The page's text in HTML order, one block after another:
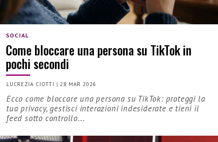
SOCIAL
Come bloccare una persona su TikTok in
pochi secondi
LUCREZIA CIOTTI |28 MAR 2026
Ecco come bloccare una persona su TikTok: proteggi la
tua privacy, gestisci interazioni indesiderate e tieni il
feed sotto controllo...